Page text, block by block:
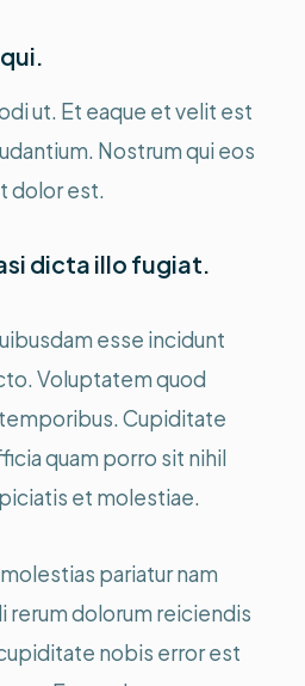
ut. Et eaque et velit est
Nostrum qui eos
dolor est.
dicta illo fugiat.
esse incidunt
Voluptatem quod
Cupiditate
quam porro sit nihil
et molestiae.
pariatur nam
rerum dolorum reiciendis
nobis error est